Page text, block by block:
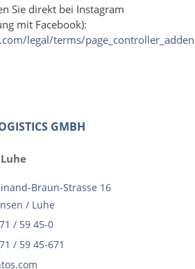
Sie direkt bei Instagram
mit Facebook):
legal/terms/
GMBH
Braun-Strasse 16
/ Luhe
/ 59 45-0
/ 59 45-671